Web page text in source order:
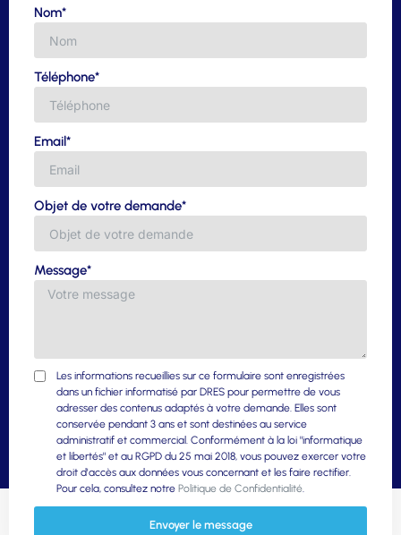
Nom*
Téléphone*
Email*
Objet de votre demande*
Message*
Les informations recueillies sur ce formulaire sont enregistrées
dans un fichier informatisé par DRES pour permettre de vous
adresser des contenus adaptés à votre demande. Elles sont
conservée pendant 3 ans et sont destinées au service
administratif et commercial. Conformément à la loi "informatique
et libertés" et au RGPD du 25 mai 2018, vous pouvez exercer votre
droit d'accès aux données vous concernant et les faire rectifier.
Pour cela, consultez notre Politique de Confidentialité.
Envoyer le message